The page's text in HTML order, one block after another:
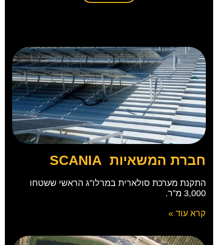
חברת המשאיות SCANIA
התקנת מערכת סולארית במרלו”ג הראשי ששטחו
3,000 מ”ר.
קרא עוד »